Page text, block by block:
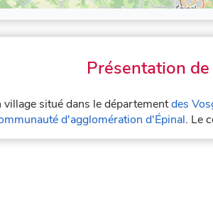
Présentation
situé dans le départementdes
d'agglomération d'Épinal. Le